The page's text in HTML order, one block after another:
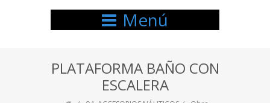
Menú
PLATAFORMA BAÑO CON
ESCALERA